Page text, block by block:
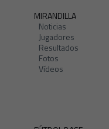
MIRANDILLA
Noticias
Jugadores
Resultados
Fotos
Vídeos